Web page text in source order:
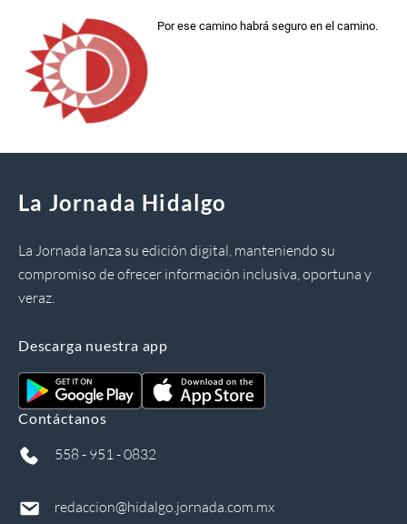
Por ese camino habrá seguro en el camino.
La Jornada Hidalgo
La Jornada lanza su edición digital, manteniendo su
compromiso de ofrecer información inclusiva, oportuna y
veraz.
Descarga nuestra app
Contáctanos
558 - 951 - 0832
redaccion@hidalgo.jornada.com.mx